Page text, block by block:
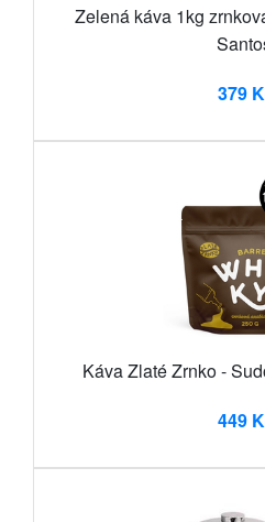
Zelená káva 1kg
379
Káva Zlaté Zrnko -
449